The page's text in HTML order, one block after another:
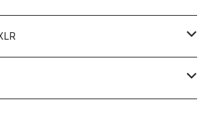
T4
BD9
オリジナル）
& Optional）